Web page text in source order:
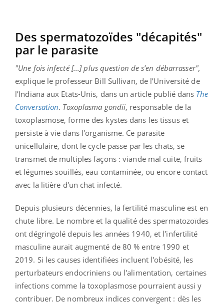
Des spermatozoïdes "décapités"
par le parasite
"Une fois infecté [...] plus question de s’en débarrasser",
explique le professeur Bill Sullivan, de l’Université de
l’Indiana aux Etats-Unis, dans un article publié dans The
Conversation. Toxoplasma gondii, responsable de la
toxoplasmose, forme des kystes dans les tissus et
persiste à vie dans l'organisme. Ce parasite
unicellulaire, dont le cycle passe par les chats, se
transmet de multiples façons : viande mal cuite, fruits
et légumes souillés, eau contaminée, ou encore contact
avec la litière d'un chat infecté.
Depuis plusieurs décennies, la fertilité masculine est en
chute libre. Le nombre et la qualité des spermatozoïdes
ont dégringolé depuis les années 1940, et l'infertilité
masculine aurait augmenté de 80 % entre 1990 et
2019. Si les causes identifiées incluent l'obésité, les
perturbateurs endocriniens ou l'alimentation, certaines
infections comme la toxoplasmose pourraient aussi y
contribuer. De nombreux indices convergent : dès les